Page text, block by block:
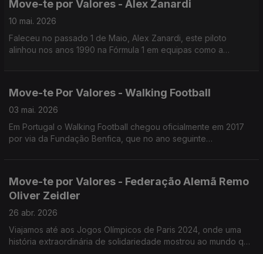
Move-te por Valores - Alex Zanardi
10 mai. 2026
Faleceu no passado 1 de Maio, Alex Zanardi, este piloto
alinhou nos anos 1990 na Fórmula 1 em equipas como a
Move-te Por Valores - Walking Football
03 mai. 2026
Em Portugal o Walking Football chegou oficialmente em 2017
por via da Fundação Benfica, que no ano seguinte
Move-te por Valores - Federação Alemã Remo
Oliver Zeidler
26 abr. 2026
Viajamos até aos Jogos Olímpicos de Paris 2024, onde uma
história extraordinária de solidariedade mostrou ao mundo que